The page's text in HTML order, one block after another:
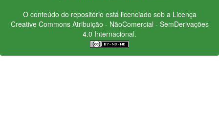
O conteúdo do repositório está licenciado sob a Licença
Creative CommonsAtribuição - NãoComercial - SemDerivações
4.0 Internacional.